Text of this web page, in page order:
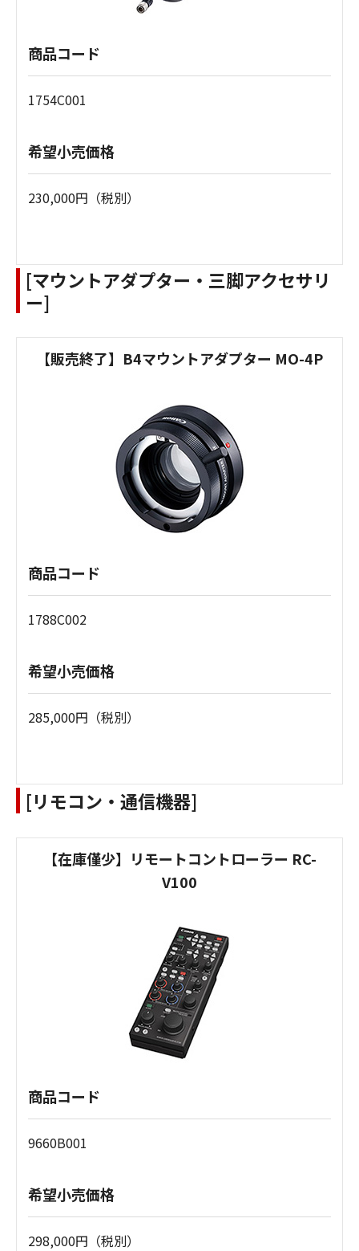
商品コード
1754C001
希望小売価格
230,000円（税別）
[マウントアダプター・三脚アクセサリ
ー]
【販売終了】B4マウントアダプター MO-4P
商品コード
1788C002
希望小売価格
285,000円（税別）
[リモコン・通信機器]
【在庫僅少】リモートコントローラー RC-
V100
商品コード
9660B001
希望小売価格
298,000円（税別）